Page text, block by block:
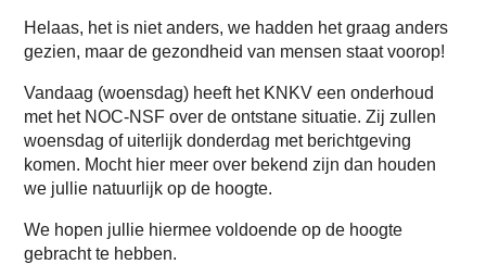
Helaas, het is niet anders, we hadden het graag anders
gezien, maar de gezondheid van mensen staat voorop!
Vandaag (woensdag) heeft het KNKV een onderhoud
met het NOC-NSF over de ontstane situatie. Zij zullen
woensdag of uiterlijk donderdag met berichtgeving
komen. Mocht hier meer over bekend zijn dan houden
we jullie natuurlijk op de hoogte.
We hopen jullie hiermee voldoende op de hoogte
gebracht te hebben.